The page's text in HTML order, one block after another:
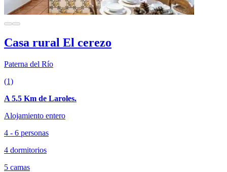
Casa rural El cerezo
Paterna del Río
(1)
A 5.5 Km de Laroles.
Alojamiento entero
4 - 6 personas
4 dormitorios
5 camas